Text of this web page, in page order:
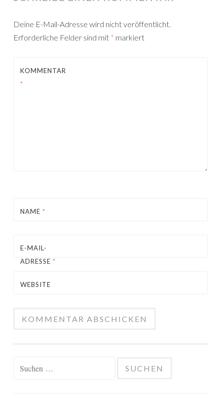
Deine E-Mail-Adresse wird nicht veröffentlicht.
Erforderliche Felder sind mit * markiert
KOMMENTAR
*
NAME *
E-MAIL-
ADRESSE *
WEBSITE